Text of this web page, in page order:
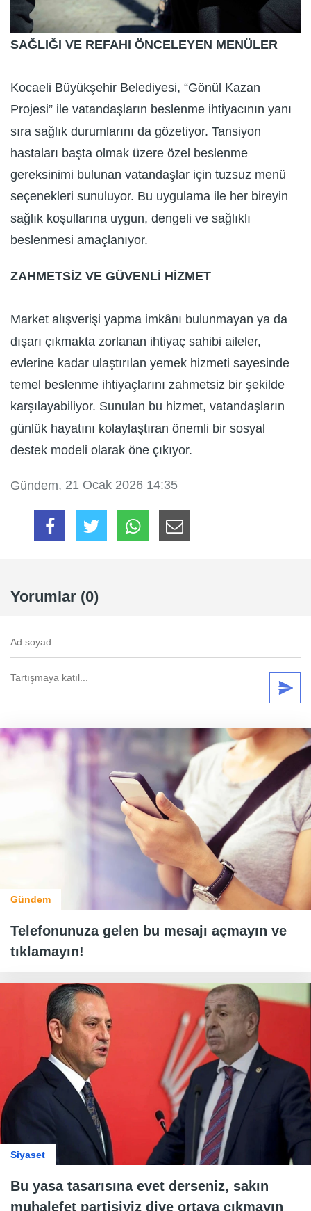
SAĞLIĞI VE REFAHI ÖNCELEYEN MENÜLER
Kocaeli Büyükşehir Belediyesi, “Gönül Kazan
Projesi” ile vatandaşların beslenme ihtiyacının yanı
sıra sağlık durumlarını da gözetiyor. Tansiyon
hastaları başta olmak üzere özel beslenme
gereksinimi bulunan vatandaşlar için tuzsuz menü
seçenekleri sunuluyor. Bu uygulama ile her bireyin
sağlık koşullarına uygun, dengeli ve sağlıklı
beslenmesi amaçlanıyor.
ZAHMETSİZ VE GÜVENLİ HİZMET
Market alışverişi yapma imkânı bulunmayan ya da
dışarı çıkmakta zorlanan ihtiyaç sahibi aileler,
evlerine kadar ulaştırılan yemek hizmeti sayesinde
temel beslenme ihtiyaçlarını zahmetsiz bir şekilde
karşılayabiliyor. Sunulan bu hizmet, vatandaşların
günlük hayatını kolaylaştıran önemli bir sosyal
destek modeli olarak öne çıkıyor.
Gündem, 21 Ocak 2026 14:35
Yorumlar (0)
Gündem
Telefonunuza gelen bu mesajı açmayın ve
tıklamayın!
Siyaset
Bu yasa tasarısına evet derseniz, sakın
muhalefet partisiyiz diye ortaya çıkmayın